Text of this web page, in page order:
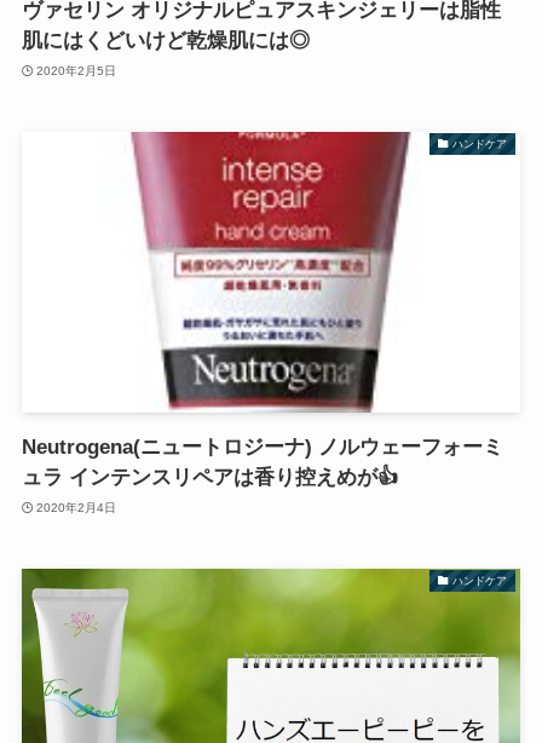
ヴァセリン オリジナルピュアスキンジェリーは脂性
肌にはくどいけど乾燥肌には◎
2020年2月5日
ハンドケア
Neutrogena(ニュートロジーナ) ノルウェーフォーミ
ュラ インテンスリペアは香り控えめが👍
2020年2月4日
ハンドケア